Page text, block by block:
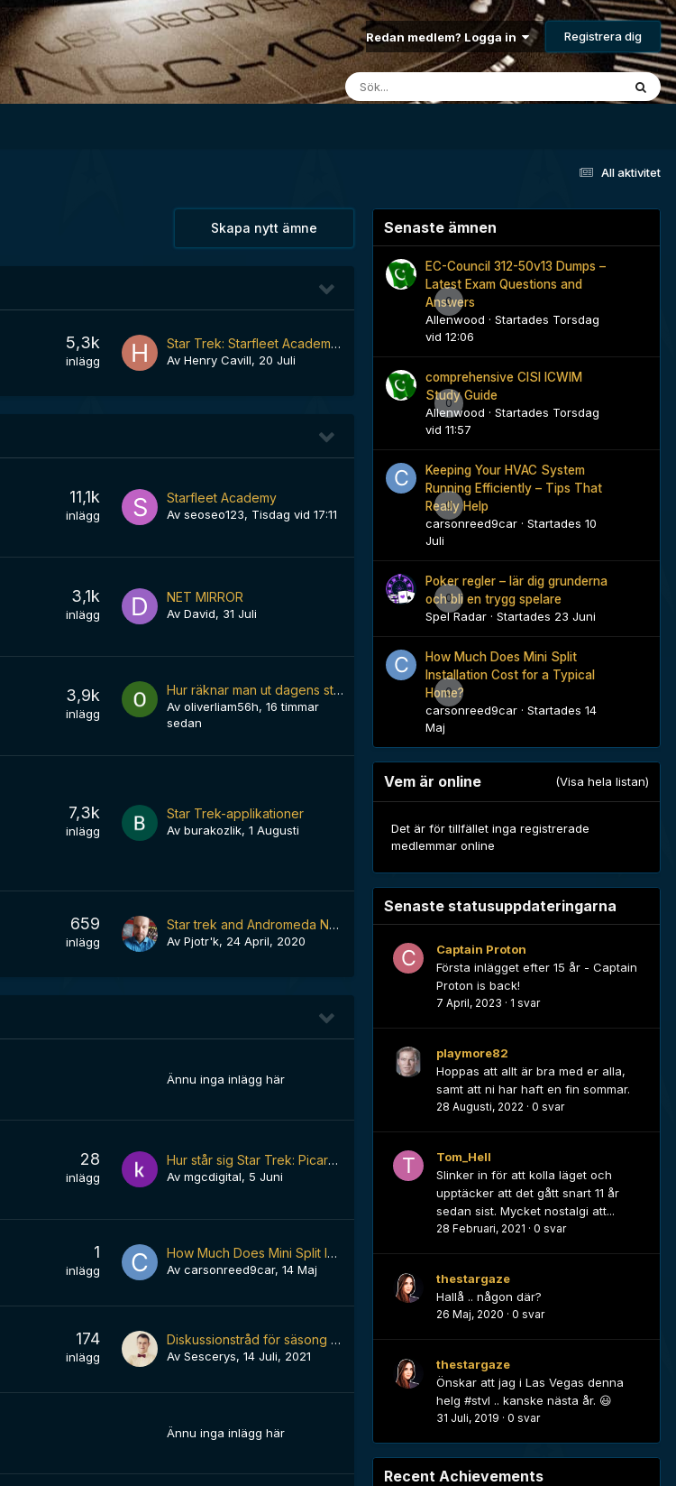
Redan medlem? Logga in Registrera dig
All aktivitet
Skapa nytt ämne
5,3k
inlägg
Star Trek: Starfleet Academy - en ny TV-serie kommer 2024 eller 2025
Av Henry Cavill, 20 Juli
11,1k
inlägg
Starfleet Academy
Av seoseo123, Tisdag vid 17:11
3,1k
inlägg
NET MIRROR
Av David, 31 Juli
3,9k
inlägg
Hur räknar man ut dagens stardate?
Av oliverliam56h, 16 timmar
sedan
7,3k
inlägg
Star Trek-applikationer
Av burakozlik, 1 Augusti
659
inlägg
Star trek and Andromeda NYTT
Av Pjotr'k, 24 April, 2020
Ännu inga inlägg här
28
inlägg
Hur står sig Star Trek: Picard jämfört med övriga Star Trek-serier?
Av mgcdigital, 5 Juni
1
inlägg
How Much Does Mini Split Installation Cost for a Typical Home?
Av carsonreed9car, 14 Maj
174
inlägg
Diskussionstråd för säsong 3 *Spoilers*
Av Sescerys, 14 Juli, 2021
Ännu inga inlägg här
Senaste ämnen
0
EC-Council 312-50v13 Dumps –
Latest Exam Questions and
Answers
Allenwood · Startades Torsdag
vid 12:06
0
comprehensive CISI ICWIM
Study Guide
Allenwood · Startades Torsdag
vid 11:57
0
Keeping Your HVAC System
Running Efficiently – Tips That
Really Help
carsonreed9car · Startades 10
Juli
0
Poker regler – lär dig grunderna
och bli en trygg spelare
Spel Radar · Startades 23 Juni
0
How Much Does Mini Split
Installation Cost for a Typical
Home?
carsonreed9car · Startades 14
Maj
Vem är online (Visa hela listan)
Det är för tillfället inga registrerade
medlemmar online
Senaste statusuppdateringarna
Captain Proton
Första inlägget efter 15 år - Captain
Proton is back!
7 April, 2023 · 1 svar
playmore82
Hoppas att allt är bra med er alla,
samt att ni har haft en fin sommar.
28 Augusti, 2022 · 0 svar
Tom_Hell
Slinker in för att kolla läget och
upptäcker att det gått snart 11 år
sedan sist. Mycket nostalgi att...
28 Februari, 2021 · 0 svar
thestargaze
Hallå .. någon där?
26 Maj, 2020 · 0 svar
thestargaze
Önskar att jag i Las Vegas denna
helg #stvl .. kanske nästa år. 😃
31 Juli, 2019 · 0 svar
Recent Achievements